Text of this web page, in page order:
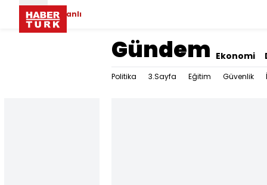
Canlı
Gündem Ekonomi
Politika 3.Sayfa Eğitim Güvenlik